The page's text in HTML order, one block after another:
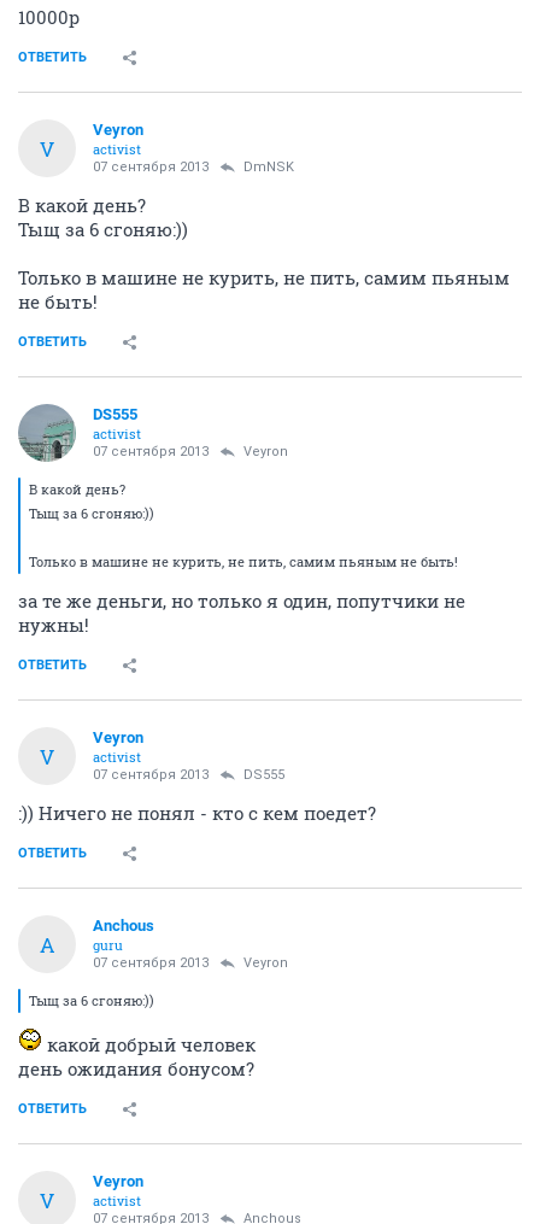
10000р
ОТВЕТИТЬ
V
Veyron
activist
07 сентября 2013 DmNSK
В какой день?
Тыщ за 6 сгоняю:))
Только в машине не курить, не пить, самим пьяным
не быть!
ОТВЕТИТЬ
DS555
activist
07 сентября 2013 Veyron
В какой день?
Тыщ за 6 сгоняю:))
Только в машине не курить, не пить, самим пьяным не быть!
за те же деньги, но только я один, попутчики не
нужны!
ОТВЕТИТЬ
V
Veyron
activist
07 сентября 2013 DS555
:)) Ничего не понял - кто с кем поедет?
ОТВЕТИТЬ
A
Anchous
guru
07 сентября 2013 Veyron
Тыщ за 6 сгоняю:))
какой добрый человек
день ожидания бонусом?
ОТВЕТИТЬ
V
Veyron
activist
07 сентября 2013 Anchous